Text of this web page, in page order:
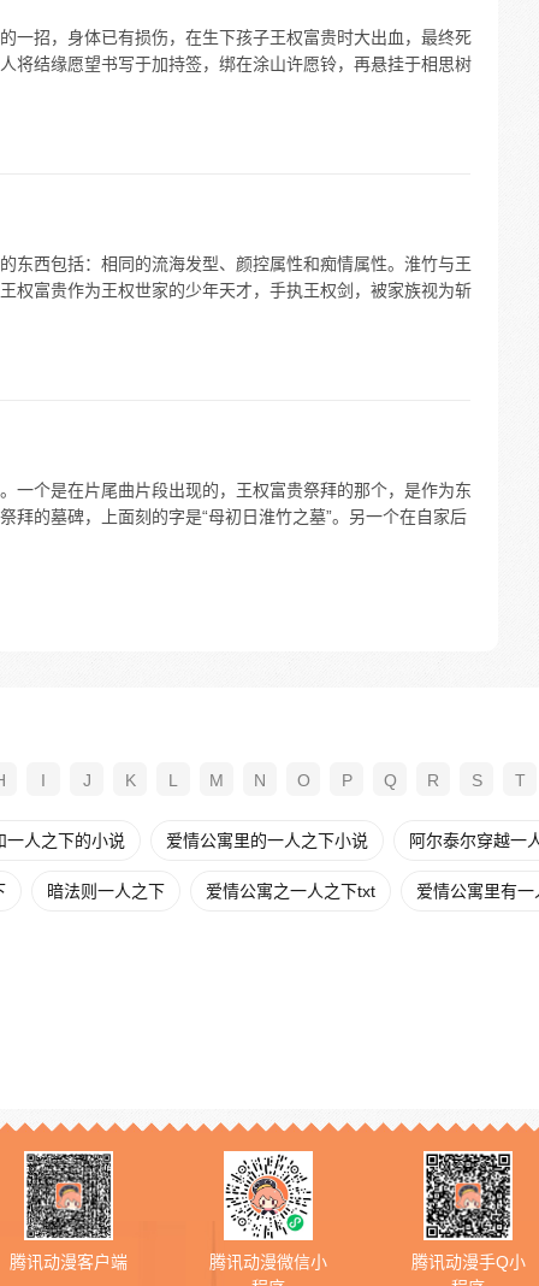
一招，身体已有损伤，在生下孩子王权富贵时大出血，最终死
将结缘愿望书写于加持签，绑在涂山许愿铃，再悬挂于相思树
东西包括：相同的流海发型、颜控属性和痴情属性。淮竹与王
权富贵作为王权世家的少年天才，手执王权剑，被家族视为斩
一个是在片尾曲片段出现的，王权富贵祭拜的那个，是作为东
拜的墓碑，上面刻的字是“母初日淮竹之墓”。另一个在自家后
I J K L M N O P Q R S T
一人之下的小说 爱情公寓里的一人之下小说 阿尔泰尔穿越一
暗法则一人之下 爱情公寓之一人之下txt 爱情公寓里有
腾讯动漫客户端
腾讯动漫微信小
腾讯动漫手Q小